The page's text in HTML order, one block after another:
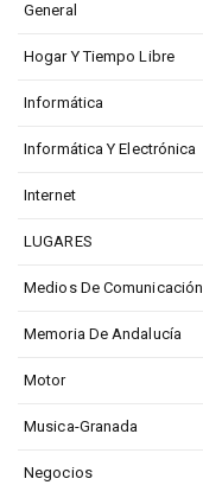
General
Hogar Y Tiempo Libre
Informática
Informática Y Electrónica
Internet
LUGARES
Medios De Comunicación
Memoria De Andalucía
Motor
Musica-Granada
Negocios